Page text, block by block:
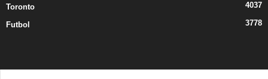
Toronto 4037
Futbol 3778